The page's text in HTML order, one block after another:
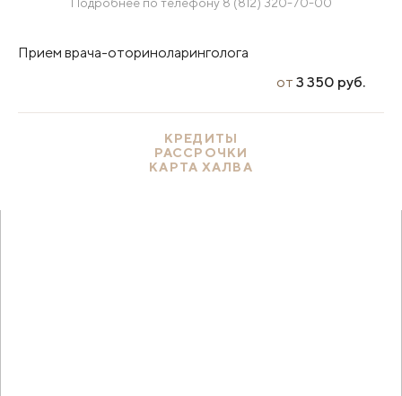
Прием врача-оториноларинголога
от 3 350 руб.
КРЕДИТЫ
РАССРОЧКИ
КАРТА ХАЛВА